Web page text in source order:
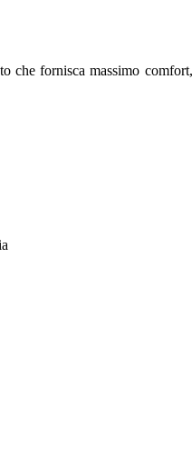
fornisca massimo